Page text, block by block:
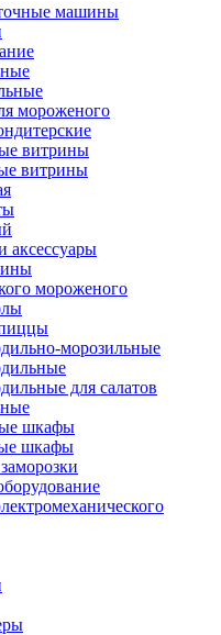
машины
мороженого
витрины
витрины
аксессуары
мороженого
морозильные
для салатов
шкафы
шкафы